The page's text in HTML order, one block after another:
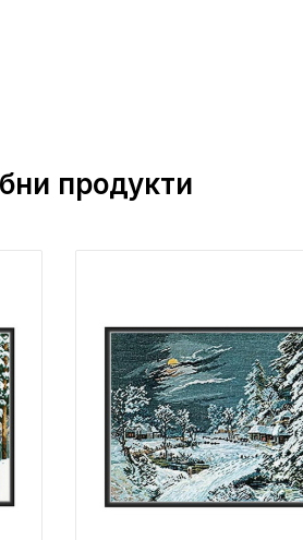
продукти